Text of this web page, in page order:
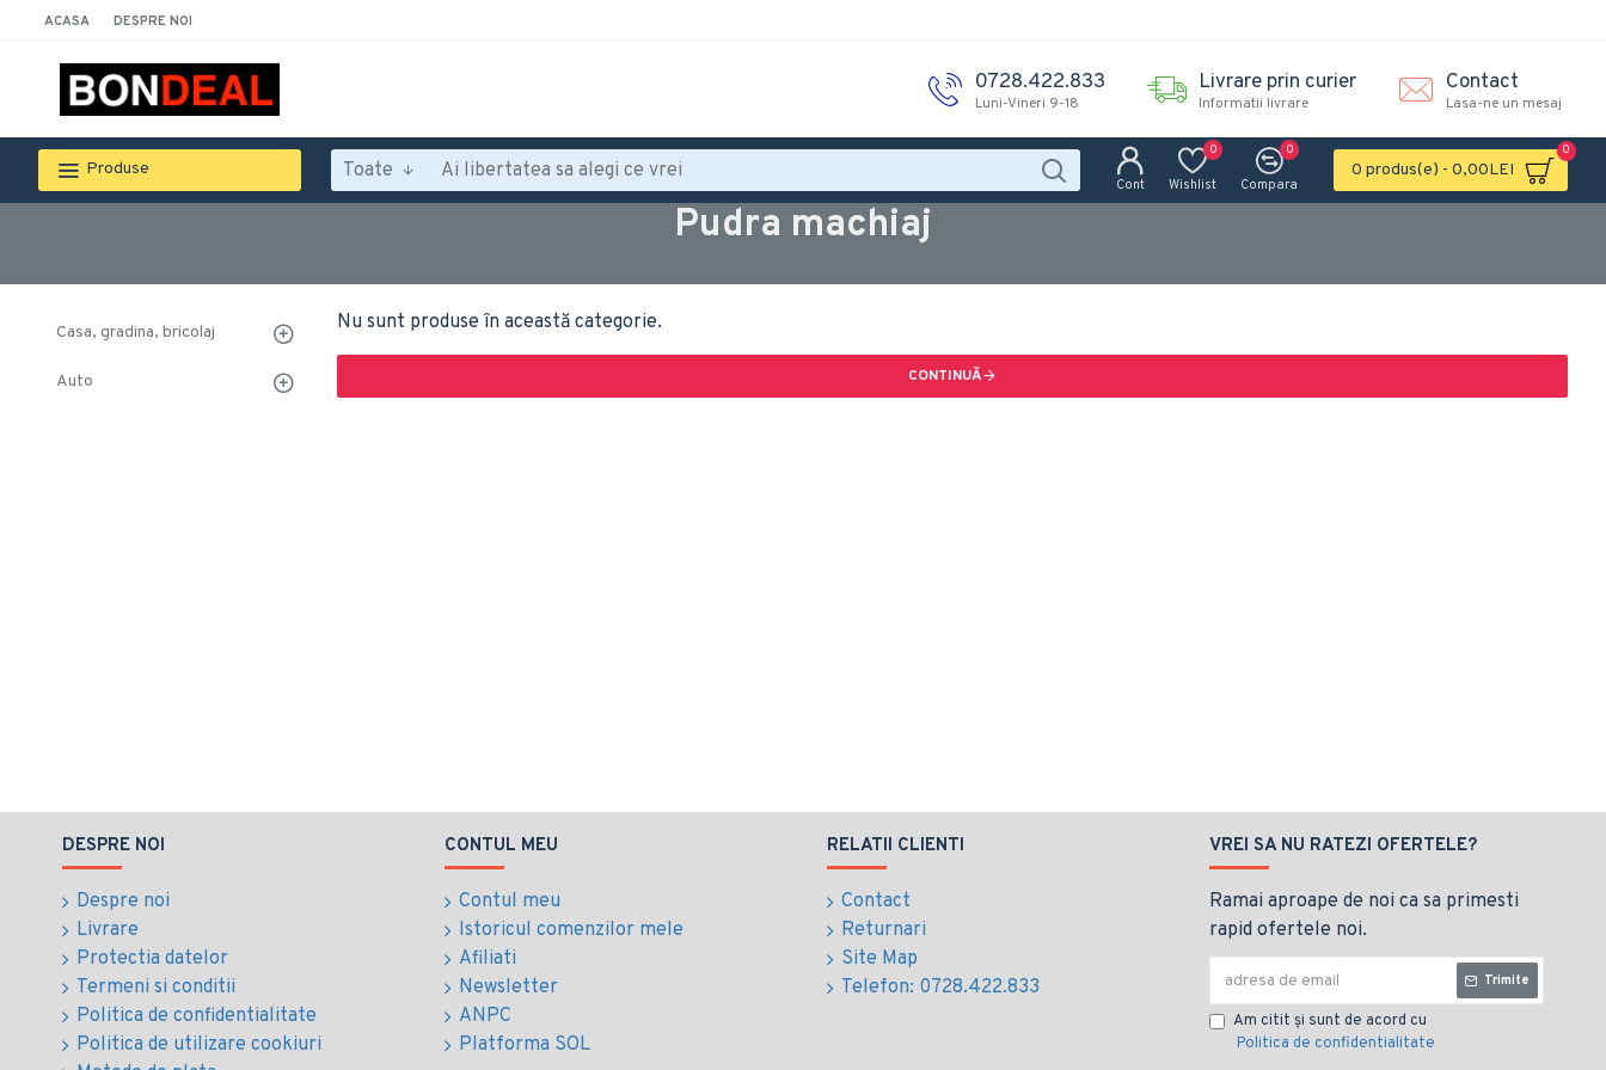
ACASA DESPRE NOI
0728.422.833
Luni-Vineri 9-18
Livrare prin curier
Informatii livrare
Contact
Lasa-ne un mesaj
Produse Toate
Cont Wishlist
0
Compara
0
0 produs(e) - 0,00LEI
0
Pudra machiaj
Casa, gradina, bricolaj
Auto
Nu sunt produse în această categorie.
CONTINUĂ
DESPRE NOI
Despre noi
Livrare
Protectia datelor
Termeni si conditii
Politica de confidentialitate
Politica de utilizare cookiuri
CONTUL MEU
Contul meu
Istoricul comenzilor mele
Afiliati
Newsletter
ANPC
Platforma SOL
RELATII CLIENTI
Contact
Returnari
Site Map
Telefon: 0728.422.833
VREI SA NU RATEZI OFERTELE?
Ramai aproape de noi ca sa primesti
rapid ofertele noi.
Trimite
Am citit şi sunt de acord cu
Politica de confidentialitate